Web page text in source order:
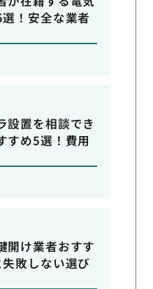
！安全な業者
設置を相談でき
すめ5選！費用
開け業者おすす
敗しない選び